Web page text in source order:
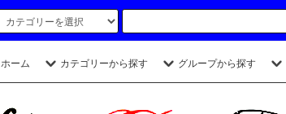
ホーム カテゴリーから探す グループから探す